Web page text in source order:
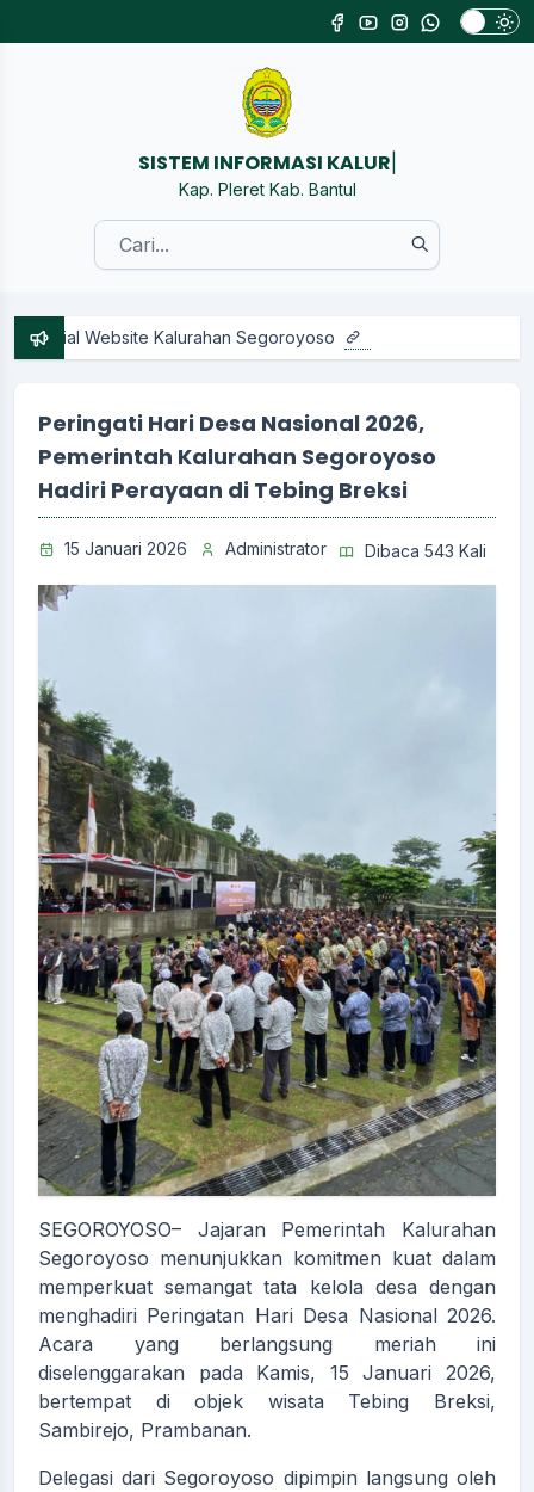
SIS|
Kap. Pleret Kab. Bantul
Kalurahan Segoroyoso
Peringati Hari Desa Nasional 2026,
Pemerintah Kalurahan Segoroyoso
Hadiri Perayaan di Tebing Breksi
15 Januari 2026 Administrator Dibaca 543 Kali
SEGOROYOSO– Jajaran Pemerintah Kalurahan
Segoroyoso menunjukkan komitmen kuat dalam
memperkuat semangat tata kelola desa dengan
menghadiri Peringatan Hari Desa Nasional 2026.
Acara yang berlangsung meriah ini
diselenggarakan pada Kamis, 15 Januari 2026,
bertempat di objek wisata Tebing Breksi,
Sambirejo, Prambanan.
Delegasi dari Segoroyoso dipimpin langsung oleh